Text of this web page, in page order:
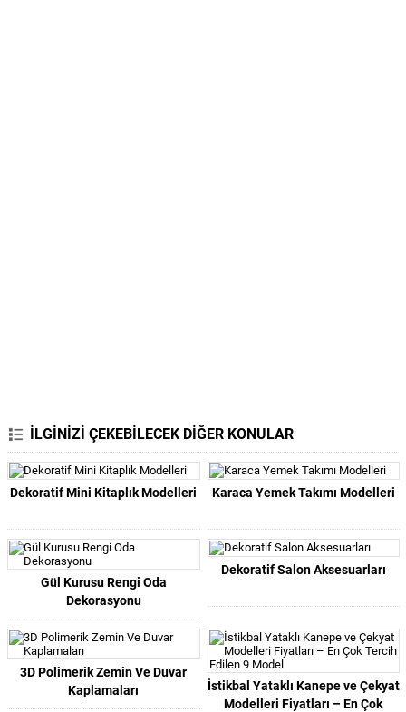
İLGİNİZİ ÇEKEBİLECEK DİĞER KONULAR
Dekoratif Mini Kitaplık Modelleri Karaca Yemek Takımı Modelleri
Gül Kurusu Rengi Oda
Dekorasyonu
Dekoratif Salon Aksesuarları
3D Polimerik Zemin Ve Duvar
Kaplamaları
İstikbal Yataklı Kanepe ve Çekyat
Modelleri Fiyatları – En Çok